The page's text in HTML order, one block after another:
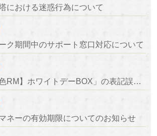
における迷惑行為について
ク期間中のサポート窓口対応について
【重要】「【虹色RM】ホワイトデーBOX」の表記誤りに関するお詫びと補填について
ネーの有効期限についてのお知らせ